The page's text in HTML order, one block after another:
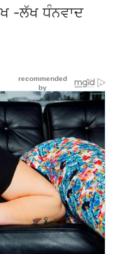
-ਲੱਖ ਧੰਨਵਾਦ